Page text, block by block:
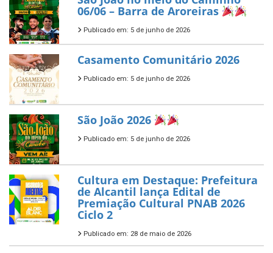
06/06 – Barra de Aroreiras
Publicado em: 5 de junho de 2026
Casamento Comunitário 2026
Publicado em: 5 de junho de 2026
São João 2026
Publicado em: 5 de junho de 2026
Cultura em Destaque: Prefeitura
de Alcantil lança Edital de
Premiação Cultural PNAB 2026
Ciclo 2
Publicado em: 28 de maio de 2026